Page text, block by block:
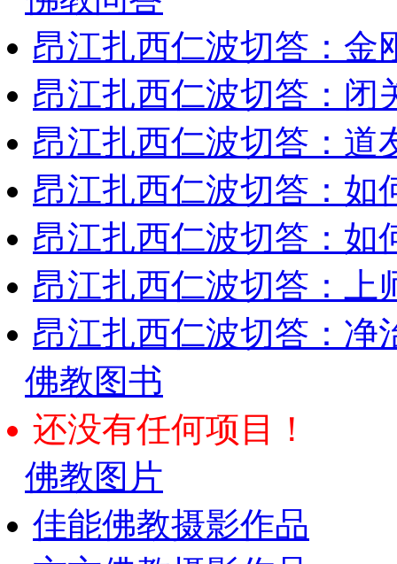
昂江扎西仁波切答：金
昂江扎西仁波切答：闭
昂江扎西仁波切答：道
昂江扎西仁波切答：如
昂江扎西仁波切答：如
昂江扎西仁波切答：上
昂江扎西仁波切答：净
佛教图书
还没有任何项目！
佛教图片
佳能佛教摄影作品